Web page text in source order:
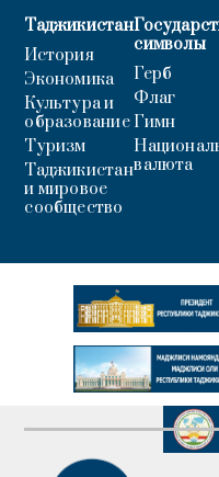
Таджикистан
История
Экономика
Культура и
образование
Туризм
Таджикистан
и мировое
сообщество
символы
Герб
Флаг
Гимн
валюта